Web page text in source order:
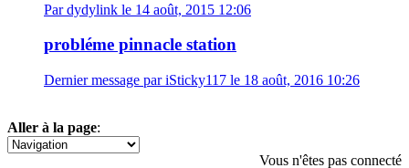
Par dydylink le 14 août, 2015 12:06
probléme pinnacle station
Dernier message par iSticky117 le 18 août, 2016 10:26
Aller à la page:
1 2
Vous n'êtes pas connecté